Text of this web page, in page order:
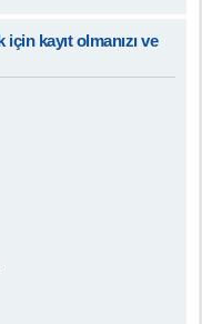
kayıt olmanızı ve